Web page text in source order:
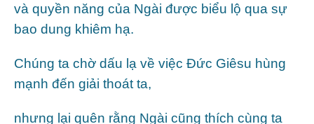
và quyền năng của Ngài được biểu lộ qua sự
bao dung khiêm hạ.
Chúng ta chờ dấu lạ về việc Đức Giêsu hùng
mạnh đến giải thoát ta,
nhưng lại quên rằng Ngài cũng thích cùng ta